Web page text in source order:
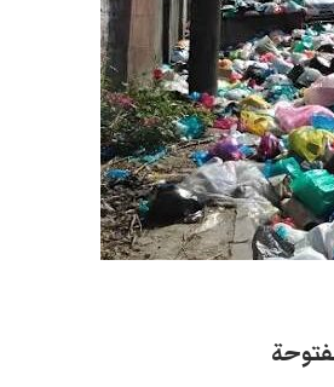
ويتركه في العناية المركزة
28-يوليو- 2026
سيول تعز تجرف الممتلكات وتقتل
مسنة في جبل حبشي
28-يوليو- 2026
تزايد انتشار الكلاب الضالة بتعز يثير
قلق السكان
إزالة صور الزُبيدي تفجر اشتباكات
مسلحة وحالة توتر في عدن